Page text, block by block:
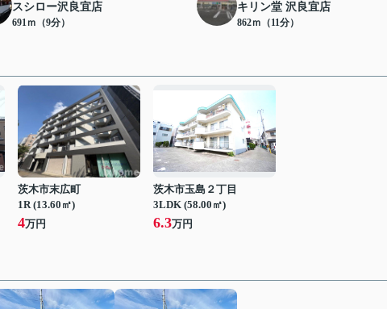
スシロー沢良宜店
691ｍ（9分）
キリン堂 沢良宜店
862ｍ（11分）
茨木市末広町
1R (13.60㎡)
4万円
茨木市玉島２丁目
3LDK (58.00㎡)
6.3万円